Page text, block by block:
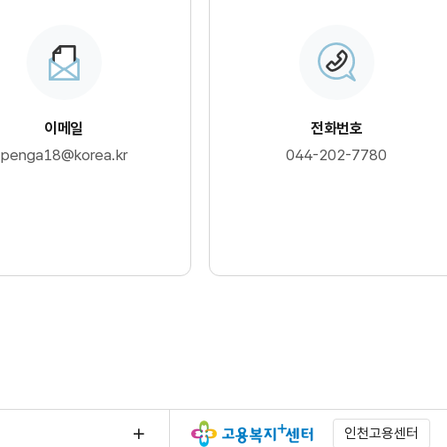
이메일
penga18@korea.kr
전화번호
044-202-7780
인천고용센터